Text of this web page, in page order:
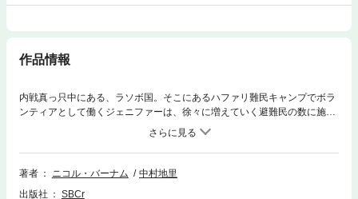
作品情報
内戦真っ只中にある、ラソボ国。そこにあるハファリ難民キャンプでボラ
ンティアとして働くジェニファーは、徐々に増えていく避難民の数に施設
の限界と物資不足を感じていた。そんなジェニファー達のキャンプに、隣
国サンリミニの皇太子アントニーが視察に訪れる!!悲惨な難民キャンプの
状態に心を痛めた彼は、すぐに援助の手を差し伸べてくれた。－王族だと
いうのに、それを鼻にかけず私達の話に耳を傾けてくれる優しい人－ジェ
著者 ニコル・バーナム
中村地里
出版社
SBCr